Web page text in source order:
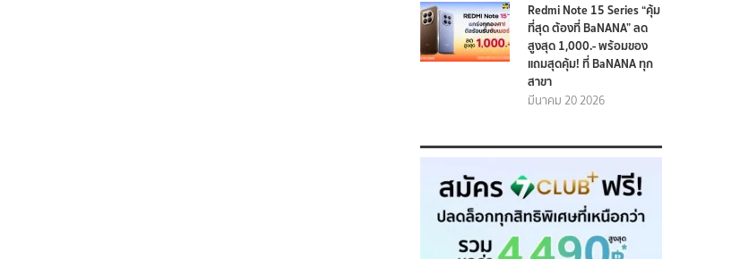
Redmi Note 15 Series “คุ้ม
ที่สุด ต้องที่ BaNANA” ลด
สูงสุด 1,000.- พร้อมของ
แถมสุดคุ้ม! ที่ BaNANA ทุก
สาขา
มีนาคม 20 2026